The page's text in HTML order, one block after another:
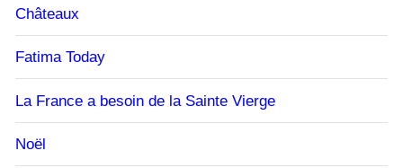
Châteaux
Fatima Today
La France a besoin de la Sainte Vierge
Noël